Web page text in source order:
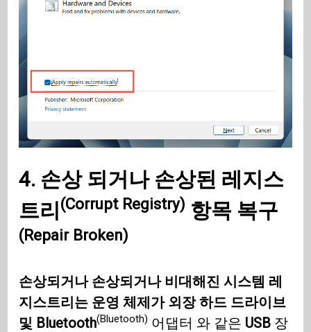
4. 손상 되거나 손상된 레지스
트리(Corrupt Registry) 항목 복구
(Repair Broken)
손상되거나 손상되거나 비대해진 시스템 레
지스트리는 운영 체제가 외장 하드 드라이브
및 Bluetooth(Bluetooth) 어댑터 와 같은 USB 장